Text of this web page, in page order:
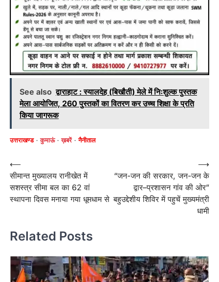
See also द्वाराहाट : स्यालदेह (बिखौती) मेले में निःशुल्क पुस्तक
मेला आयोजित, 260 पुस्तकों का वितरण कर उच्च शिक्षा के प्रति
किया जागरूक
उत्तराखण्ड कुमाऊं ख़बरें नैनीताल
Post
navigation
⟵
सीमान्त मुख्यालय रानीखेत में
सशस्त्र सीमा बल का 62 वां
स्थापना दिवस मनाया गया धूमधाम से
“जन-जन की सरकार, जन-जन के
द्वार–प्रशासन गांव की ओर”
बहुउद्देशीय शिविर में पहुचें मुख्यमंत्री
धामी
⟶
Related Posts